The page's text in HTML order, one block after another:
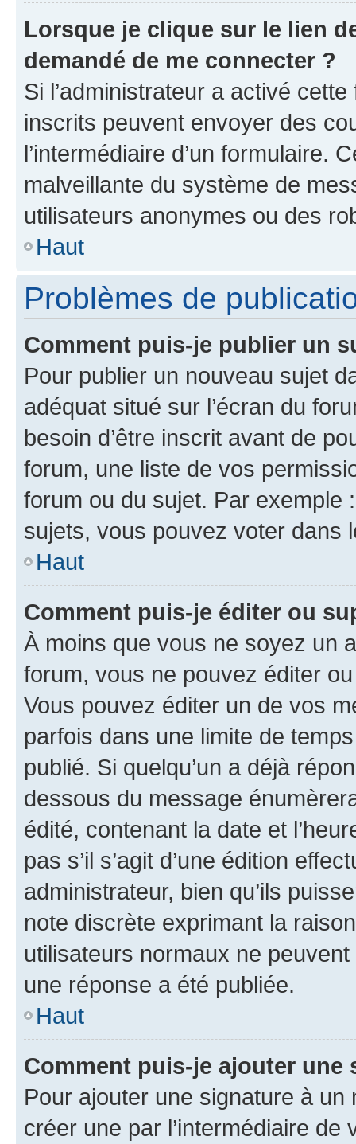
Lorsque je clique sur le lien
demandé de me connecter ?
Si l’administrateur a activé
inscrits peuvent envoyer des
l’intermédiaire d’un formulaire.
malveillante du système de
utilisateurs anonymes ou des
Haut
Problèmes de
Comment puis-je publier un
Pour publier un nouveau sujet
adéquat situé sur l’écran du
besoin d’être inscrit avant de
forum, une liste de vos
forum ou du sujet. Par exemple
sujets, vous pouvez voter dans
Haut
Comment puis-je éditer ou
À moins que vous ne soyez un
forum, vous ne pouvez éditer
Vous pouvez éditer un de vos
parfois dans une limite de
publié. Si quelqu’un a déjà
dessous du message
édité, contenant la date et
pas s’il s’agit d’une édition
administrateur, bien qu’ils
note discrète exprimant la
utilisateurs normaux ne
une réponse a été publiée.
Haut
Comment puis-je ajouter une
Pour ajouter une signature à un
créer une par l’intermédiaire